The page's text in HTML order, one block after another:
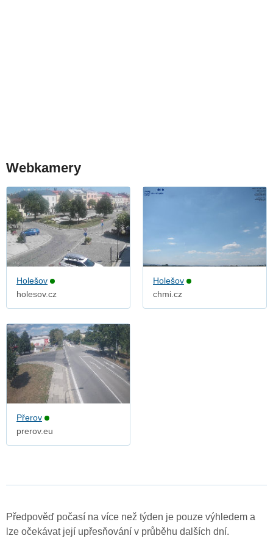
Webkamery
Holešov
holesov.cz
Holešov
chmi.cz
Přerov
prerov.eu
Předpověď počasí na více než týden je pouze výhledem a
lze očekávat její upřesňování v průběhu dalších dní.